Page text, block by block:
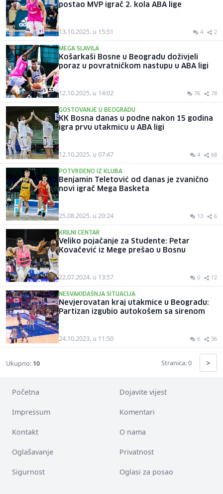
postao MVP igrač 2. kola ABA lige
13.10.2025. u 15:51 4 2
MEGA SLAVILA
Košarkaši Bosne u Beogradu doživjeli
poraz u povratničkom nastupu u ABA ligi
12.10.2025. u 14:02 76 78
GOSTOVANJE U BEOGRADU
KK Bosna danas u podne nakon 15 godina
igra prvu utakmicu u ABA ligi
12.10.2025. u 07:47 4 68
POTVRĐENO IZ KLUBA
Benjamin Teletović od danas je zvanično
novi igrač Mega Basketa
25.08.2025. u 20:24 13 6
KRILNI CENTAR
Veliko pojačanje za Studente: Petar
Kovačević iz Mege prešao u Bosnu
22.07.2024. u 13:57 0 12
NESVAKIDAŠNJA SITUACIJA
Nevjerovatan kraj utakmice u Beogradu:
Partizan izgubio autokošem sa sirenom
24.10.2023. u 11:50 6 36
Ukupno: 10 Stranica: 0 >
Početna Dojavite vijest
Impressum Komentari
Kontakt O nama
Oglašavanje Privatnost
Sigurnost Oglasi za posao